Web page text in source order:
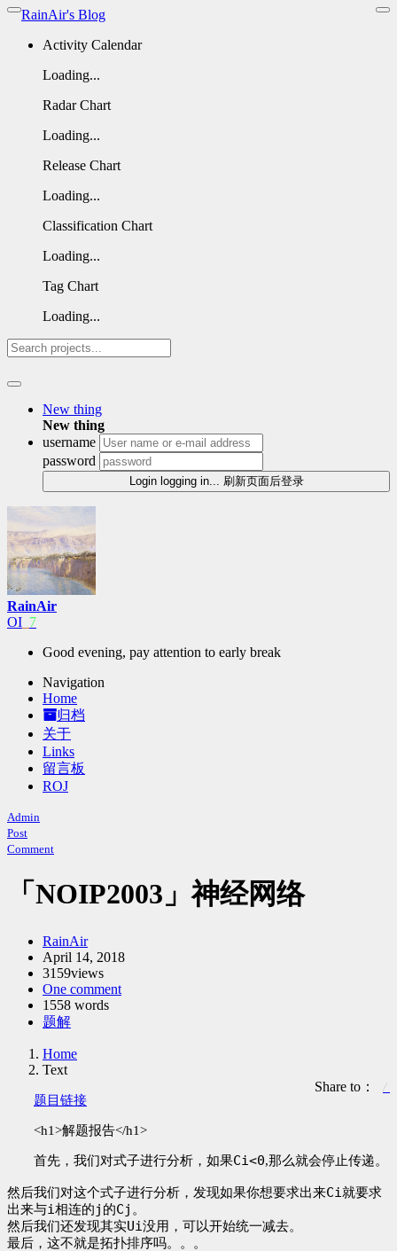
RainAir's Blog
Activity Calendar
Loading...
Radar Chart
Loading...
Release Chart
Loading...
Classification Chart
Loading...
Tag Chart
Loading...
New thing
New thing
username
password
Login logging in... 刷新页面后登录
RainAir
OI L
Good evening, pay attention to early break
Navigation
Home
归档
关于
Links
留言板
ROJ
Admin
Post
Comment
「NOIP2003」神经网络
Author：
RainAir
发
布
时
间：
April 14, 2018
3159views
One comment
1558 words
Categories：
题解
Home
Text
Share to：
题目链接
<h1>解题报告</h1>
首先，我们对式子进行分析，如果Ci<0,那么就会停止传递。
然后我们对这个式子进行分析，发现如果你想要求出来Ci就要求
出来与i相连的j 的Cj 。
然后我们还发现其实Ui没用，可以开始统一减去。
最后，这不就是拓扑排序吗。。。